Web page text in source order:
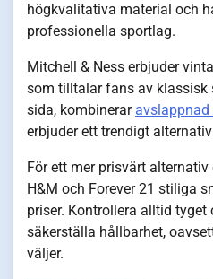
högkvalitativa material och
professionella sportlag.
Mitchell & Ness erbjuder
som tilltalar fans av klassisk
sida, kombinerar avslappnad
erbjuder ett trendigt
För ett mer prisvärt
H&M och Forever 21 stiliga
priser. Kontrollera alltid
säkerställa hållbarhet,
väljer.